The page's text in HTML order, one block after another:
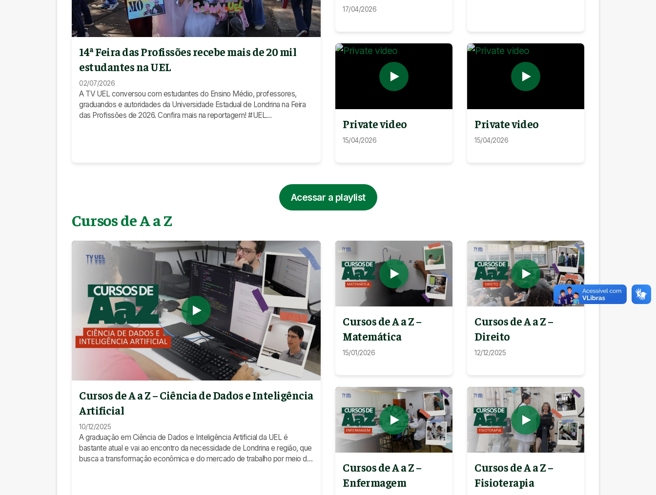
14ª Feira das Profissões recebe mais de 20 mil
estudantes na UEL
02/07/2026
A TV UEL conversou com estudantes do Ensino Médio, professores,
graduandos e autoridades da Universidade Estadual de Londrina na Feira
das Profissões de 2026. Confira mais na reportagem! #UEL
Expo Londrina
17/04/2026
Private video
15/04/2026
Private video
15/04/2026
Acessar a playlist
Cursos de A a Z
Cursos de A a Z – Ciência de Dados e Inteligência
Artificial
10/12/2025
A graduação em Ciência de Dados e Inteligência Artificial da UEL é
bastante atual e vai ao encontro da necessidade de Londrina e região, que
busca a transformação econômica e do mercado de trabalho por meio do
Cursos de A a Z –
Matemática
15/01/2026
Cursos de A a Z –
Direito
12/12/2025
Cursos de A a Z –
Enfermagem
Cursos de A a Z –
Fisioterapia